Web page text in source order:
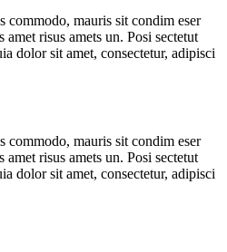
commodo, mauris sit condim eser
risus amets un. Posi sectetut
dolor sit amet, consectetur, adipisci
commodo, mauris sit condim eser
risus amets un. Posi sectetut
dolor sit amet, consectetur, adipisci